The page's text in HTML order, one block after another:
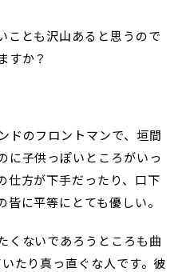
ことも沢山あると思うので
すか？
ドのフロントマンで、垣間
に子供っぽいところがいっ
仕方が下手だったり、口下
に平等にとても優しい。
くないであろうところも曲
たり真っ直ぐな人です。彼